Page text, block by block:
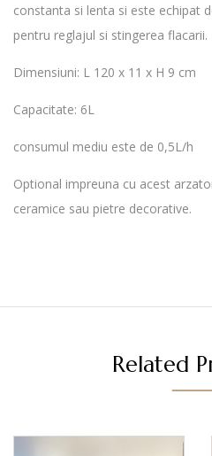
constanta si lenta si este echipat
pentru reglajul si stingerea flacarii.
Dimensiuni: L 120 x 11 x H 9 cm
Capacitate: 6L
consumul mediu este de 0,5L/h
Optional impreuna cu acest
ceramice sau pietre decorative.
Related